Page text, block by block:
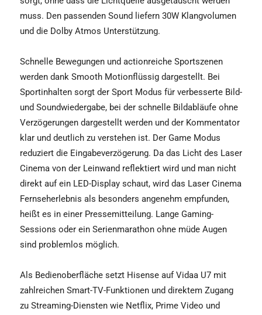
muss. Den passenden Sound liefern 30W Klangvolumen
und die Dolby Atmos Unterstützung.
Schnelle Bewegungen und actionreiche Sportszenen
werden dank Smooth Motionflüssig dargestellt. Bei
Sportinhalten sorgt der Sport Modus für verbesserte Bild-
und Soundwiedergabe, bei der schnelle Bildabläufe ohne
Verzögerungen dargestellt werden und der Kommentator
klar und deutlich zu verstehen ist. Der Game Modus
reduziert die Eingabeverzögerung. Da das Licht des Laser
Cinema von der Leinwand reflektiert wird und man nicht
direkt auf ein LED-Display schaut, wird das Laser Cinema
Fernseherlebnis als besonders angenehm empfunden,
heißt es in einer Pressemitteilung. Lange Gaming-
Sessions oder ein Serienmarathon ohne müde Augen
sind problemlos möglich.
Als Bedienoberfläche setzt Hisense auf Vidaa U7 mit
zahlreichen Smart-TV-Funktionen und direktem Zugang
zu Streaming-Diensten wie Netflix, Prime Video und